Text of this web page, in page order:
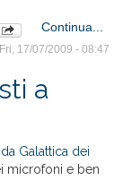
Continua...
17/07/2009 - 08:47
a
Galattica dei
microfoni e ben